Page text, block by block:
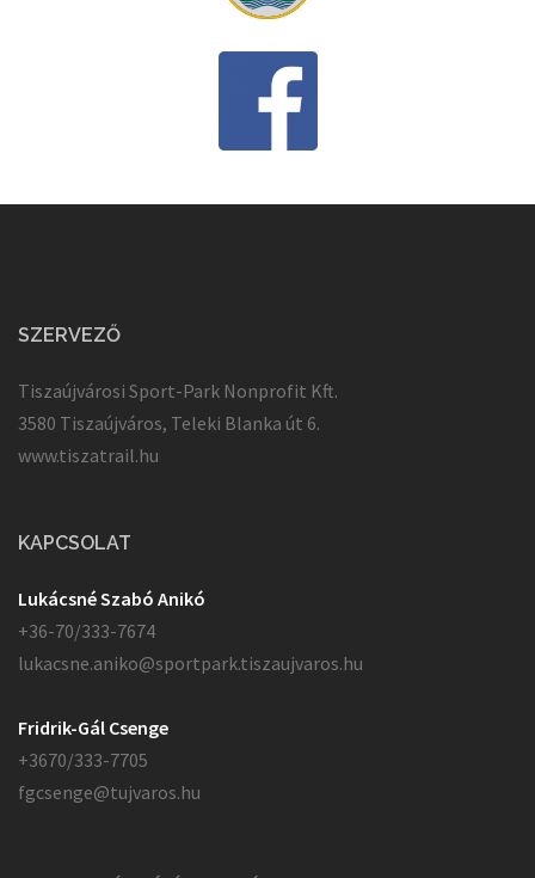
SZERVEZŐ
Tiszaújvárosi Sport-Park Nonprofit Kft.
3580 Tiszaújváros, Teleki Blanka út 6.
www.tiszatrail.hu
KAPCSOLAT
Lukácsné Szabó Anikó
+36-70/333-7674
lukacsne.aniko@sportpark.tiszaujvaros.hu
Fridrik-Gál Csenge
+3670/333-7705
fgcsenge@tujvaros.hu